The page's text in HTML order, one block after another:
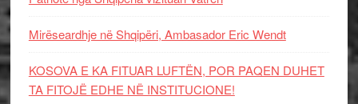
Mirëseardhje në Shqipëri, Ambasador Eric Wendt
KOSOVA E KA FITUAR LUFTËN, POR PAQEN DUHET
TA FITOJË EDHE NË INSTITUCIONE!